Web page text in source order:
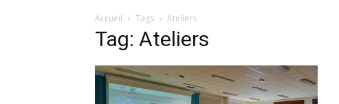
Accueil Tags Ateliers
Tag: Ateliers